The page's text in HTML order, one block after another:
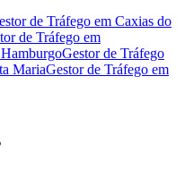
de Tráfego em Caxias do
de Tráfego em
Gestor de Tráfego
MariaGestor de Tráfego em